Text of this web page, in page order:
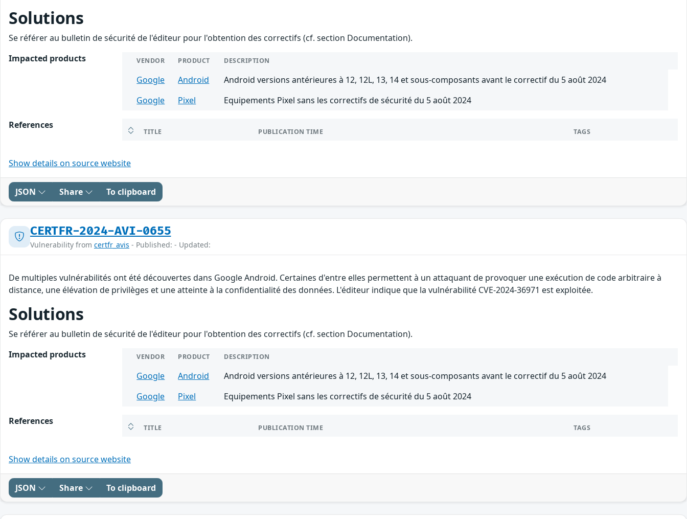
Solutions
Se référer au bulletin de sécurité de l'éditeur pour l'obtention des correctifs (cf. section Documentation).
Impacted products
VENDOR PRODUCT DESCRIPTION
Google Android
Android versions antérieures à 12, 12L, 13, 14 et sous-composants avant le correctif du 5 août 2024
Google
Pixel Equipements Pixel sans les correctifs de sécurité du 5 août 2024
References
TITLE PUBLICATION TIME TAGS
Show details on source website
JSON Share To clipboard
CERTFR-2024-AVI-0655
Vulnerability from certfr_avis - Published: - Updated:
De multiples vulnérabilités ont été découvertes dans Google Android. Certaines d'entre elles permettent à un attaquant de provoquer une exécution de code arbitraire à
distance, une élévation de privilèges et une atteinte à la confidentialité des données. L'éditeur indique que la vulnérabilité CVE-2024-36971 est exploitée.
Solutions
Se référer au bulletin de sécurité de l'éditeur pour l'obtention des correctifs (cf. section Documentation).
Impacted products
VENDOR PRODUCT DESCRIPTION
Google Android
Android versions antérieures à 12, 12L, 13, 14 et sous-composants avant le correctif du 5 août 2024
Google
Pixel Equipements Pixel sans les correctifs de sécurité du 5 août 2024
References
TITLE PUBLICATION TIME TAGS
Show details on source website
JSON Share To clipboard